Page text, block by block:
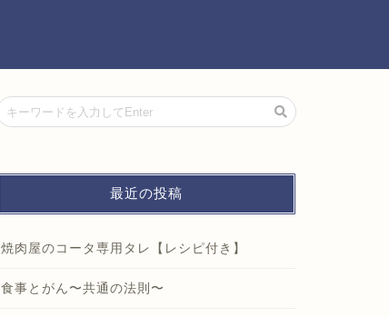
最近の投稿
焼肉屋のコータ専用タレ【レシピ付き】
食事とがん〜共通の法則〜